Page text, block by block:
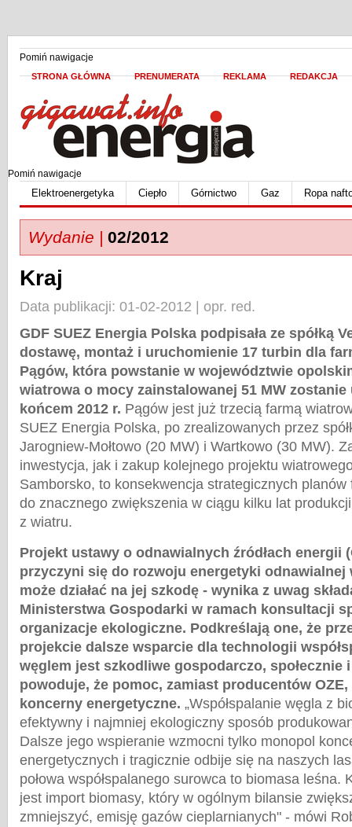
Pomiń nawigacje
STRONA GŁÓWNA PRENUMERATA REKLAMA REDAKCJA
Pomiń nawigacje
Elektroenergetyka Ciepło Górnictwo Gaz Ropa
Wydanie | 02/2012
Kraj
Data publikacji: 01-02-2012 | opr. red.
GDF SUEZ Energia Polska podpisała ze spółką
dostawę, montaż i uruchomienie 17 turbin dla
Pągów, która powstanie w województwie
wiatrowa o mocy zainstalowanej 51 MW
końcem 2012 r. Pągów jest już trzecią farmą
SUEZ Energia Polska, po zrealizowanych przez
Jarogniew-Mołtowo (20 MW) i Wartkowo (30 MW).
inwestycja, jak i zakup kolejnego projektu
Samborsko, to konsekwencja strategicznych
do znacznego zwiększenia w ciągu kilku lat
z wiatru.
Projekt ustawy o odnawialnych źródłach energii
przyczyni się do rozwoju energetyki odnawialnej
może działać na jej szkodę - wynika z uwag
Ministerstwa Gospodarki w ramach konsultacji
organizacje ekologiczne. Podkreślają one, że
projekcie dalsze wsparcie dla technologii
węglem jest szkodliwe gospodarczo, społecznie
powoduje, że pomoc, zamiast producentów
koncerny energetyczne. „Współspalanie węgla z
efektywny i najmniej ekologiczny sposób
Dalsze jego wspieranie wzmocni tylko monopol
energetycznych i tragicznie odbije się na naszych
połowa współspalanego surowca to biomasa leśna.
jest import biomasy, który w ogólnym bilansie
zmniejszyć, emisję gazów cieplarnianych" - mówi